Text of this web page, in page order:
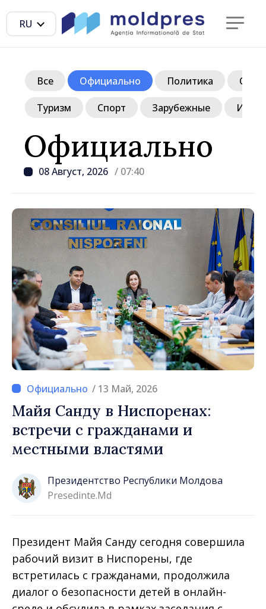
RU
Официально
08 Август, 2026 / 07:40
Все Официально Политика
Туризм Спорт Зарубежные
/ 13 Май, 2026
Майя Санду в Ниспоренах:
встречи с гражданами и
местными властями
Президентство Республики Молдова
Presedinte.md
Президент Майя Санду сегодня совершила
рабочий визит в Ниспорены, где
встретилась с гражданами, продолжила
диалог о безопасности детей в онлайн-